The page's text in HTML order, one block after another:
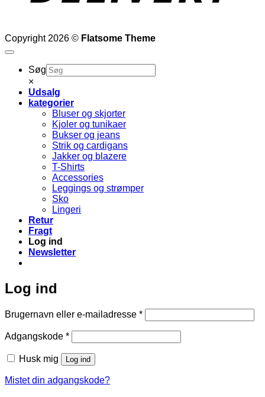
Copyright 2026 © Flatsome Theme
Søg
×
Udsalg
kategorier
Bluser og skjorter
Kjoler og tunikaer
Bukser og jeans
Strik og cardigans
Jakker og blazere
T-Shirts
Accessories
Leggings og strømper
Sko
Lingeri
Retur
Fragt
Log ind
Newsletter
Log ind
Brugernavn eller e-mailadresse *Påkrævet
Adgangskode *Påkrævet
Husk mig Log ind
Mistet din adgangskode?